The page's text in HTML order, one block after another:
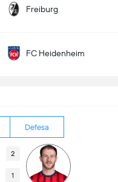
Freiburg
FC Heidenheim
Defesa
2
1